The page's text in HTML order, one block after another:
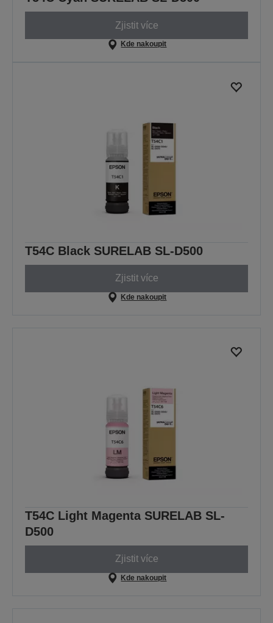
Zjistit více
Kde nakoupit
T54C Black SURELAB SL-D500
Zjistit více
Kde nakoupit
T54C Light Magenta SURELAB SL-
D500
Zjistit více
Kde nakoupit